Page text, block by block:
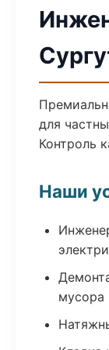
для
Контроль
Наши
мусора